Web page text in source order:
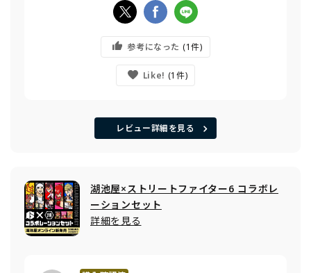
参考になった 1
Like! 1
レビュー詳細を見る
湖池屋×ストリートファイター6 コラボレ
ーションセット
詳細を見る